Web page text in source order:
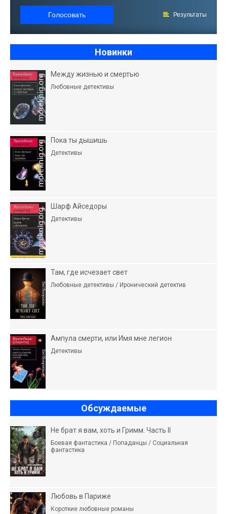
Голосовать Результаты
Новинки
Между жизнью и смертью
Любовные детективы
Пока ты дышишь
Детективы
Шарф Айседоры
Детективы
Там, где исчезает свет
Любовные детективы / Иронический детектив
Ампула смерти, или Имя мне легион
Детективы
Обсуждаемые
Не брат я вам, хоть и Гримм. Часть II
Боевая фантастика / Попаданцы / Социальная
фантастика
Любовь в Париже
Короткие любовные романы